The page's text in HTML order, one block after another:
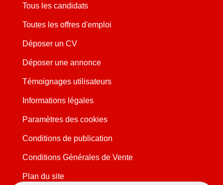
Tous les candidats
Toutes les offres d'emploi
Déposer un CV
Déposer une annonce
Témoignages utilisateurs
Informations légales
Paramètres des cookies
Conditions de publication
Conditions Générales de Vente
Plan du site